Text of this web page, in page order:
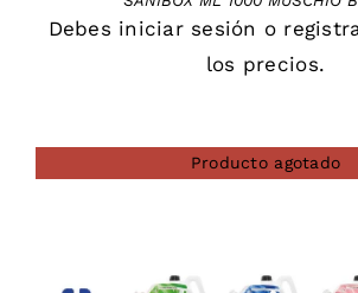
Debes iniciar sesión o
los precios.
Producto agotado